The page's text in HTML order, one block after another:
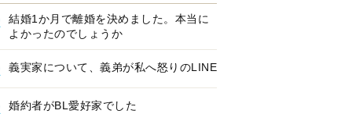
健康習慣をサポー
るオープンイヤー
ヤホン「kikippa イ
ン HERALBONY
ル」発売
【編集部より】広告ペ
ージについてのお詫び
と訂正